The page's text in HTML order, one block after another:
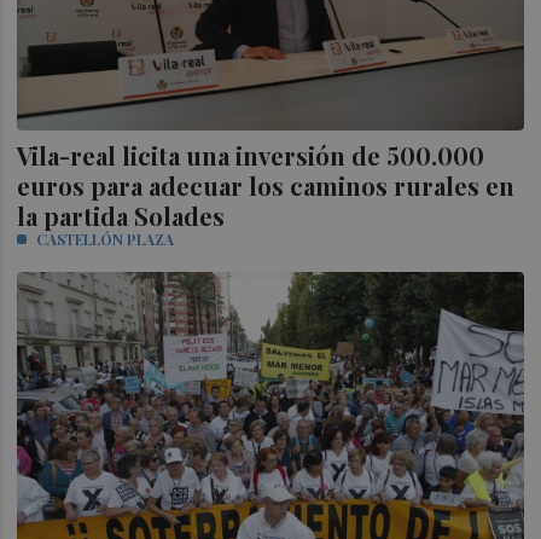
Vila-real licita una inversión de 500.000
euros para adecuar los caminos rurales en
la partida Solades
CASTELLÓN PLAZA